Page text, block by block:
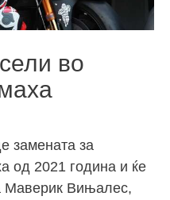
во
замената за
од 2021 година и ќе
Маверик Вињалес,